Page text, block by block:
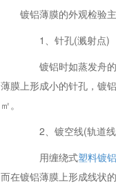
镀铝薄膜的外观检验
1、针孔(溅射点)
镀铝时如蒸发舟的
薄膜上形成小的针孔，镀
㎡。
2、镀空线(轨道
用缠绕式塑料镀
而在镀铝薄膜上形成线状